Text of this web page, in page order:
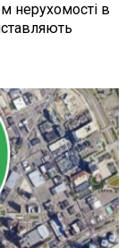
нерухомості в